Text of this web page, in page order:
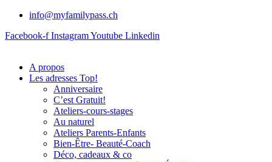
info@myfamilypass.ch
Facebook-f InstagramYoutube Linkedin
A propos
Les adresses Top!
Anniversaire
C’est Gratuit!
Ateliers-cours-stages
Au naturel
Ateliers Parents-Enfants
Bien-Être- Beauté-Coach
Déco, cadeaux & co